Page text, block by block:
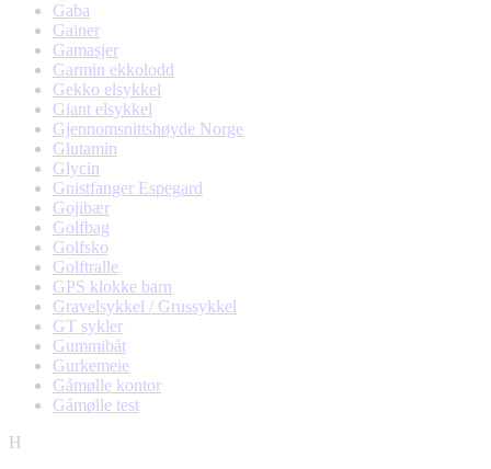
Gaba
Gainer
Gamasjer
Garmin ekkolodd
Gekko elsykkel
Giant elsykkel
Gjennomsnittshøyde Norge
Glutamin
Glycin
Gnistfanger Espegard
Gojibær
Golfbag
Golfsko
Golftralle
GPS klokke barn
Gravelsykkel / Grussykkel
GT sykler
Gummibåt
Gurkemeie
Gåmølle kontor
Gåmølle test
H